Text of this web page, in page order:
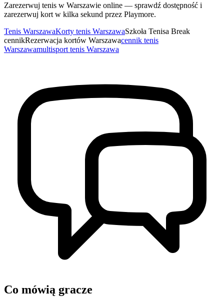
Zarezerwuj tenis w Warszawie online — sprawdź dostępność i
zarezerwuj kort w kilka sekund przez Playmore.
Tenis WarszawaKorty tenis WarszawaSzkoła Tenisa Break
cennikRezerwacja kortów Warszawacennik tenis
Warszawamultisport tenis Warszawa
Co mówią gracze